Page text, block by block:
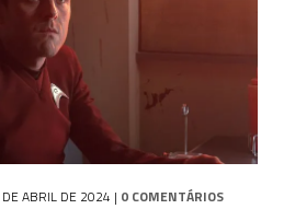
ABRIL DE 2024 | 0 COMENTÁRIOS